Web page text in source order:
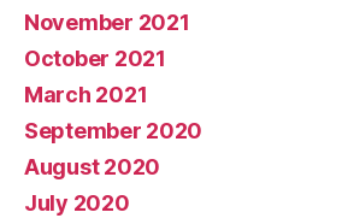
November 2021
October 2021
March 2021
September 2020
August 2020
July 2020